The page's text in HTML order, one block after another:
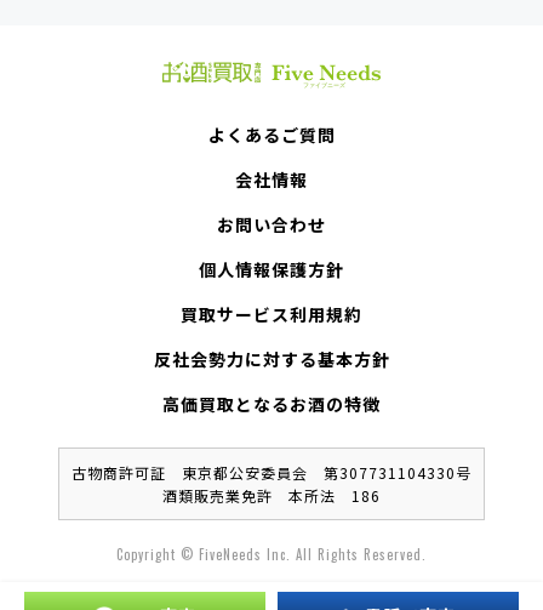
よくあるご質問
会社情報
お問い合わせ
個人情報保護方針
買取サービス利用規約
反社会勢力に対する基本方針
高価買取となるお酒の特徴
古物商許可証 東京都公安委員会 第307731104330号
酒類販売業免許 本所法 186
Copyright © FiveNeeds Inc. All Rights Reserved.